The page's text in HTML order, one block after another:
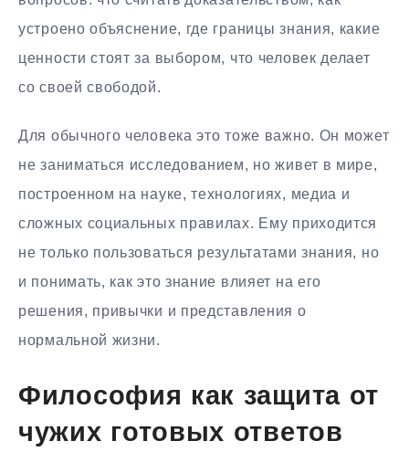
устроено объяснение, где границы знания, какие
ценности стоят за выбором, что человек делает
со своей свободой.
Для обычного человека это тоже важно. Он может
не заниматься исследованием, но живет в мире,
построенном на науке, технологиях, медиа и
сложных социальных правилах. Ему приходится
не только пользоваться результатами знания, но
и понимать, как это знание влияет на его
решения, привычки и представления о
нормальной жизни.
Философия как защита от
чужих готовых ответов